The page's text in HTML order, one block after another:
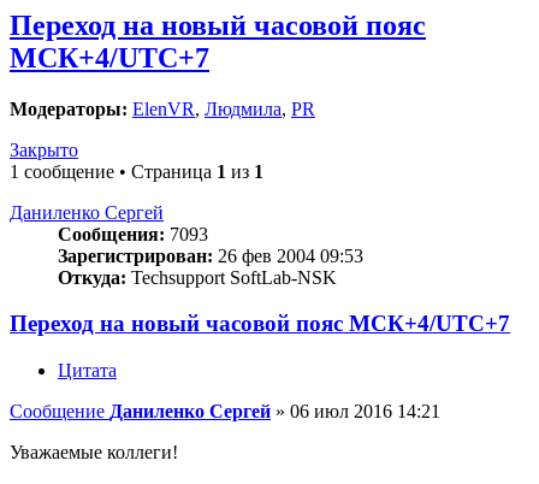
Переход на новый часовой пояс
МСК+4/UTC+7
Модераторы: ElenVR, Людмила, PR
Закрыто
1 сообщение • Страница 1 из 1
Даниленко Сергей
Сообщения: 7093
Зарегистрирован: 26 фев 2004 09:53
Откуда: Techsupport SoftLab-NSK
Переход на новый часовой пояс МСК+4/UTC+7
Цитата
Сообщение Даниленко Сергей » 06 июл 2016 14:21
Уважаемые коллеги!